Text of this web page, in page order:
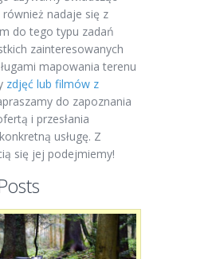
również nadaje się z
do tego typu zadań
zainteresowanych
mapowania terenu
zdjęć lub filmów z
do zapoznania
i przesłania
usługę. Z
się jej podejmiemy!